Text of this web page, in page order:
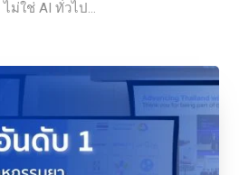
ม่ใช่ AI ทั่วไป...